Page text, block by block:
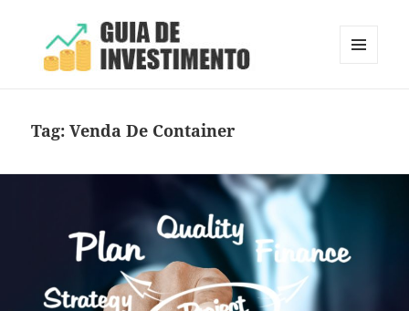
Tag:Venda De Container